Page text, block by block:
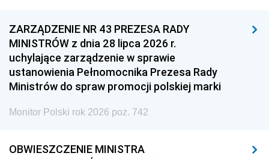
ZARZĄDZENIE NR 43 PREZESA RADY
MINISTRÓW z dnia 28 lipca 2026 r.
uchylające zarządzenie w sprawie
ustanowienia Pełnomocnika Prezesa Rady
Ministrów do spraw promocji polskiej marki
Monitor Polski rok 2026 poz. 742
OBWIESZCZENIE MINISTRA